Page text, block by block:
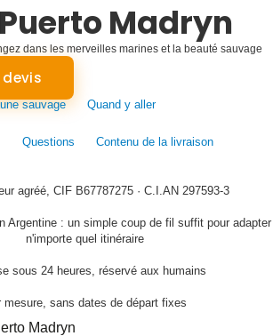
Madryn
dans les merveilles marines et la beauté sauvage
sauvage Quand y aller
Questions Contenu de la livraison
agréé, CIF B67787275 · C.I.AN 297593-3
Argentine : un simple coup de fil suffit pour adapter
n'importe quel itinéraire
sous 24 heures, réservé aux humains
mesure, sans dates de départ fixes
Madryn